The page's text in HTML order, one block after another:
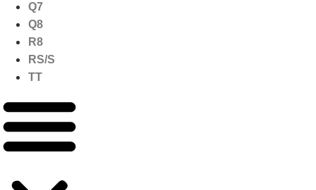
Q7
Q8
R8
RS/S
TT